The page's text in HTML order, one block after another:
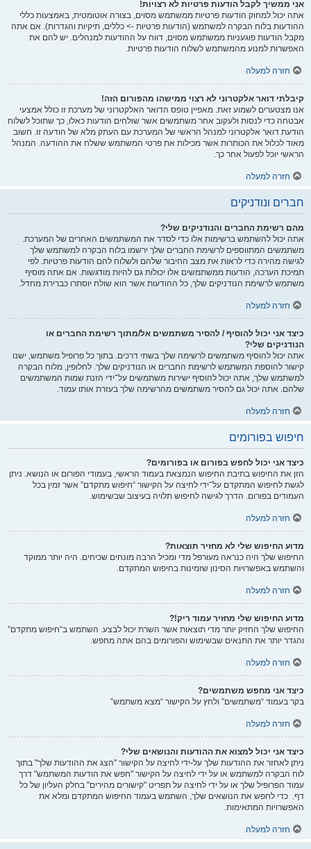
אני ממשיך לקבל הודעות פרטיות לא רצויות!
אתה יכול למחוק הודעות פרטיות ממשתמש מסוים, בצורה אוטומטית, באמצעות כללי
ההודעות בלוח הבקרה למשתמש (הודעות פרטיות -> כללים, תיקיות והגדרות). אם אתה
מקבל הודעות פוגעניות ממשתמש מסוים, דווח על ההודעות למנהלים. יש להם את
האפשרות למנוע מהמשתמש לשלוח הודעות פרטיות.
חזרה למעלה
קיבלתי דואר אלקטרוני לא רצוי ממישהו מהפורום הזה!
אנו מצטערים לשמוע זאת. מאפיין טופס הדואר האלקטרוני של מערכת זו כולל אמצעי
אבטחה כדי לנסות ולעקוב אחר משתמשים אשר שולחים הודעות כאלו, כך שתוכל לשלוח
הודעת דואר אלקטרוני למנהל הראשי של המערכת עם העתק מלא של הודעה זו. חשוב
מאוד לכלול את הכותרות אשר מכילות את פרטי המשתמש ששלח את ההודעה. המנהל
הראשי יוכל לפעול אחר כך.
חזרה למעלה
חברים ונודניקים
מהם רשימת החברים והנודניקים שלי?
אתה יכול להשתמש ברשימות אלו כדי לסדר את המשתמשים האחרים של המערכת.
משתמשים המתווספים לרשימת החברים שלך ירשמו בלוח הבקרה למשתמש שלך
לגישה מהירה כדי לראות את מצב החיבור שלהם ולשלוח להם הודעות פרטיות. לפי
תמיכת הערכה, הודעות ממשתמשים אלו יכולות גם להיות מודגשות. אם אתה מוסיף
משתמש לרשימת הנודניקים שלך, כל ההודעות אשר הוא שולח יוסתרו כברירת מחדל.
חזרה למעלה
כיצד אני יכול להוסיף / להסיר משתמשים אל/מתוך רשימת החברים או
הנודניקים שלי?
אתה יכול להוסיף משתמשים לרשימה שלך בשתי דרכים. בתוך כל פרופיל משתמש, ישנו
קישור להוספת המשתמש לרשימת החברים או הנודניקים שלך. לחלופין, מלוח הבקרה
למשתמש שלך, אתה יכול להוסיף ישירות משתמשים על־ידי הזנת שמות המשתמשים
שלהם. אתה יכול גם להסיר משתמשים מהרשימה שלך בעזרת אותו עמוד.
חזרה למעלה
חיפוש בפורומים
כיצד אני יכול לחפש בפורום או בפורומים?
הזן את החיפוש בתיבת החיפוש הנמצאת בעמוד הראשי, בעמודי הפורום או הנושא. ניתן
לגשת לחיפוש המתקדם על־ידי לחיצה על הקישור “חיפוש מתקדם” אשר זמין בכל
העמודים בפורום. הדרך לגישה לחיפוש תלויה בעיצוב שבשימוש.
חזרה למעלה
מדוע החיפוש שלי לא מחזיר תוצאות?
החיפוש שלך היה כנראה מעורפל מדי ומכיל הרבה מונחים שכיחים. היה יותר ממוקד
והשתמש באפשרויות הסינון שזמינות בחיפוש המתקדם.
חזרה למעלה
מדוע החיפוש שלי מחזיר עמוד ריק!?
החיפוש שלך החזיק יותר מדי תוצאות אשר השרת יכול לבצע. השתמש ב“חיפוש מתקדם”
והגדר יותר את התנאים שבשימוש והפורומים בהם אתה מחפש.
חזרה למעלה
כיצד אני מחפש משתמשים?
בקר בעמוד “משתמשים” ולחץ על הקישור “מצא משתמש”
חזרה למעלה
כיצד אני יכול למצוא את ההודעות והנושאים שלי?
ניתן לאחזר את ההודעות שלך על-ידי לחיצה על הקישור "הצג את ההודעות שלך" בתוך
לוח הבקרה למשתמש או על ידי לחיצה על הקישור "חפש את הודעות המשתמש" דרך
עמוד הפרופיל שלך או על ידי לחיצה על תפריט "קישורים מהירים" בחלק העליון של כל
דף. כדי לחפש את הנושאים שלך, השתמש בעמוד החיפוש המתקדם ומלא את
האפשרויות המתאימות.
חזרה למעלה